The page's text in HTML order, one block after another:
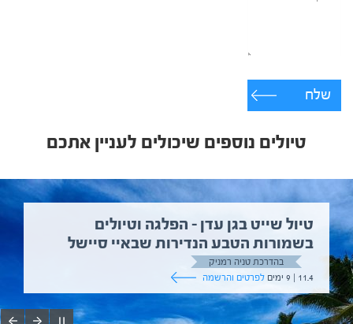
שלח
טיולים נוספים שיכולים לעניין אתכם
טיול שייט בגן עדן – הפלגה וטיולים
בשמורות הטבע הנדירות שבאיי סיישל
בהדרכת טניה רמניק
11.4 | 9 ימים
לפרטים והרשמה